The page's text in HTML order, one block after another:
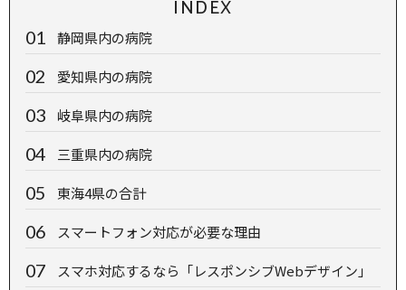
INDEX
静岡県内の病院
愛知県内の病院
岐阜県内の病院
三重県内の病院
東海4県の合計
スマートフォン対応が必要な理由
スマホ対応するなら「レスポンシブWebデザイン」